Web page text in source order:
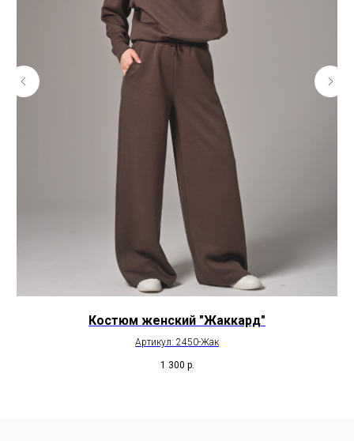
Костюм женский "Жаккард"
Артикул: 2450-Жак
1 300 р.